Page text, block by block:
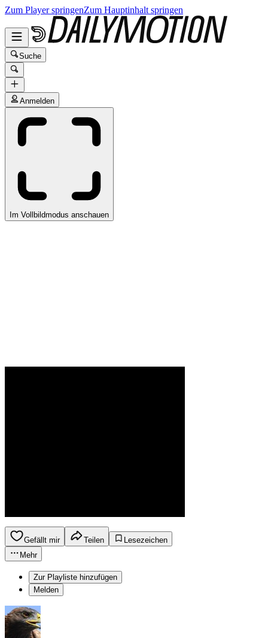
Zum Player springenZum Hauptinhalt springen
Suche
Anmelden
Im Vollbildmodus anschauen
Gefällt mir Teilen
Lesezeichen
Mehr
Zur Playliste hinzufügen
Melden